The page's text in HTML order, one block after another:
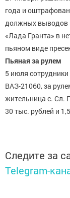
года и
должных выводов
«Лада Гранта» в
пьяном виде
Пьяная за рулем
5 июля
ВАЗ-21060, за
жительница с. Сл.
30 тыс. рублей и
Следите за
Telegram-